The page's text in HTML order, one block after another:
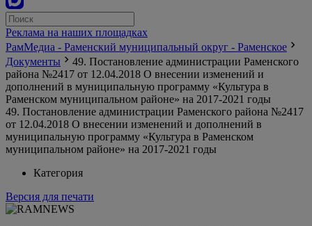
Реклама на наших площадках
РамМедиа - Раменский муниципальный округ - Раменское
Документы
49. Постановление администрации Раменского
района №2417 от 12.04.2018 О внесении изменений и
дополнений в муниципальную программу «Культура в
Раменском муниципальном районе» на 2017-2021 годы
49. Постановление администрации Раменского района №2417
от 12.04.2018 О внесении изменений и дополнений в
муниципальную программу «Культура в Раменском
муниципальном районе» на 2017-2021 годы
Категория
Версия для печати